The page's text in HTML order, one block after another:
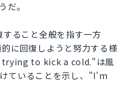
だ。
ること全般を指す一方
に回復しようと努力する様
trying to kick a cold."は風
ていることを示し、"I'm